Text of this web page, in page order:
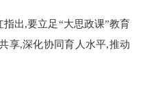
指出,要立足“大思政课”教育
享,深化协同育人水平,推动